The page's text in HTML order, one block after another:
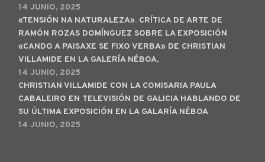
14 JUNIO, 2025
«TENSIÓN NA NATURALEZA». CRÍTICA DE ARTE DE
RAMÓN ROZAS DOMÍNGUEZ SOBRE LA EXPOSICIÓN
«CANDO A PAISAXE SE FIXO VERBA» DE CHRISTIAN
VILLAMIDE EN LA GALERÍA NÉBOA,
14 JUNIO, 2025
CHRISTIAN VILLAMIDE CON LA COMISARIA PAULA
CABALEIRO EN TELEVISIÓN DE GALICIA HABLANDO DE
SU ÚLTIMA EXPOSICIÓN EN LA GALARÍA NÉBOA
14 JUNIO, 2025